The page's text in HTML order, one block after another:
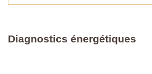
Diagnostics énergétiques